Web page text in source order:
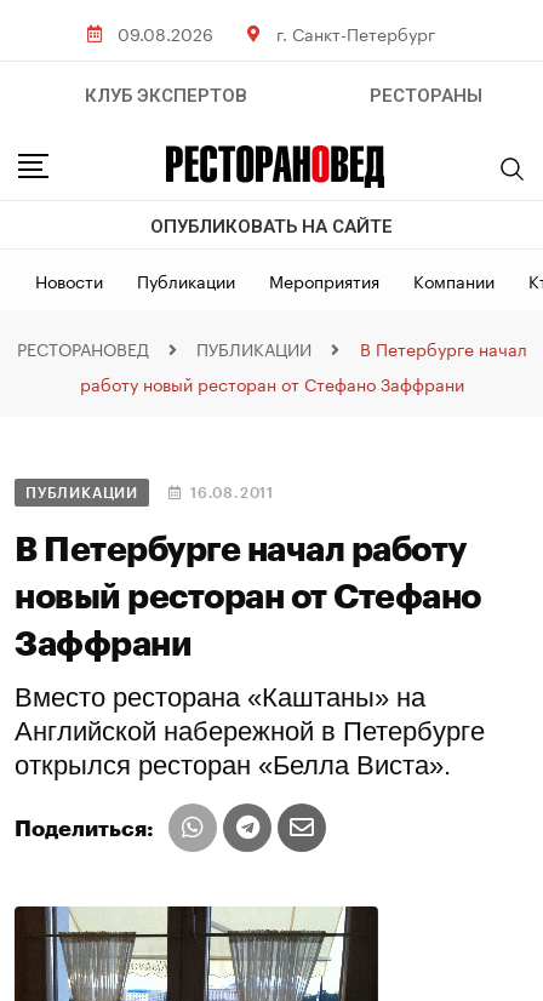
09.08.2026 г. Санкт-Петербург
КЛУБ ЭКСПЕРТОВ РЕСТОРАНЫ
ОПУБЛИКОВАТЬ НА САЙТЕ
Новости Публикации Мероприятия Компании
РЕСТОРАНОВЕД ПУБЛИКАЦИИ
В Петербурге начал
работу новый ресторан от Стефано Заффрани
ПУБЛИКАЦИИ 16.08.2011
В Петербурге начал работу
новый ресторан от Стефано
Заффрани
Вместо ресторана «Каштаны» на
Английской набережной в Петербурге
открылся ресторан «Белла Виста».
Поделиться: